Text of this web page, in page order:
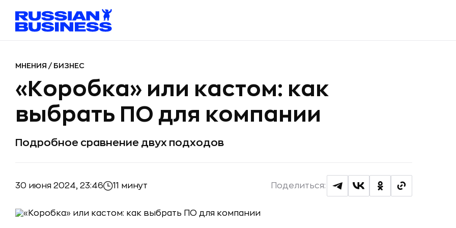
МНЕНИЯ / БИЗНЕС
«Коробка» или кастом: как
выбрать ПО для компании
Подробное сравнение двух подходов
30 июня 2024, 23:46 11 минут Поделиться: